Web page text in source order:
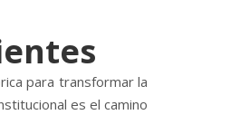
para transformar la
es el camino